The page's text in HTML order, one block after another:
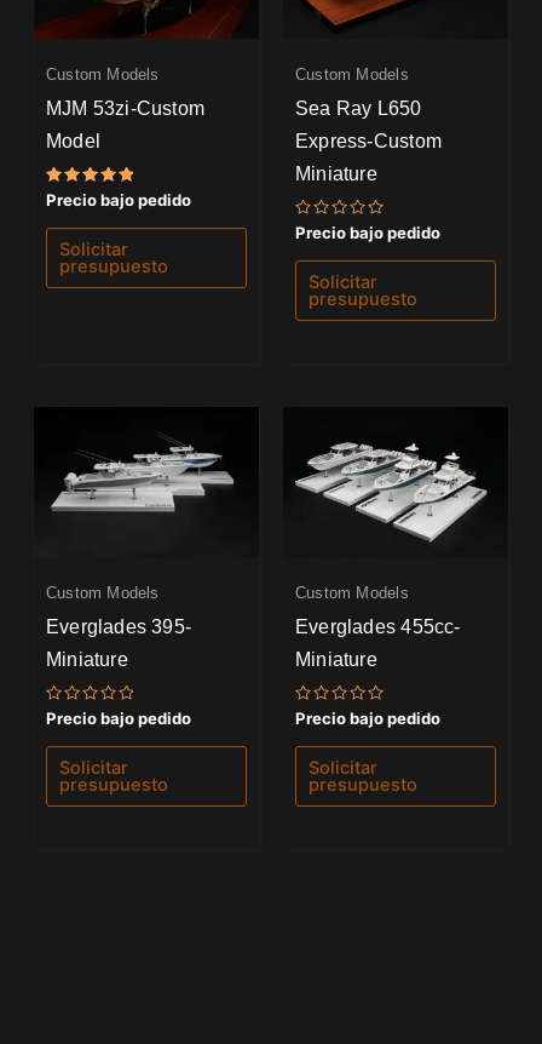
Custom Models
MJM 53zi-Custom
Model
Valorado
con
5.00
de 5
Precio bajo pedido
Solicitar
presupuesto
Custom Models
Sea Ray L650
Express-Custom
Miniature
Valorado
con
0
de
Precio bajo pedido
Solicitar
presupuesto
Custom Models
Everglades 395-
Miniature
Valorado
0
de
Precio bajo pedido
Solicitar
presupuesto
Custom Models
Everglades 455cc-
Miniature
Valorado
0
de
Precio bajo pedido
Solicitar
presupuesto